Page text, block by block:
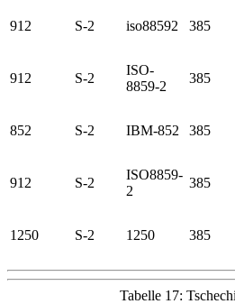
912 S-2 iso88592 385
912 S-2
ISO-
8859-2
385
852 S-2 IBM-852 385
912 S-2
ISO8859-
2
385
1250 S-2 1250 385
Tabelle 17: